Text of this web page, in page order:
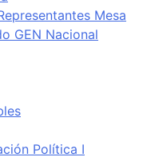
Mesa
GEN Nacional
Política I